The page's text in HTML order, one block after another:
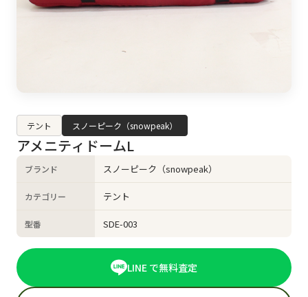
テント スノーピーク（snowpeak）
アメニティドームL
ブランド スノーピーク（snowpeak）
カテゴリー テント
型番 SDE-003
LINE で無料査定